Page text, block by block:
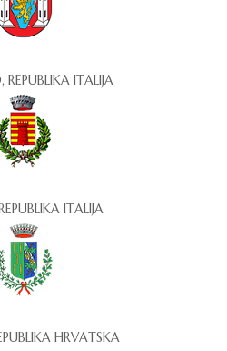
ITALIJA
ITALIJA
HRVATSKA